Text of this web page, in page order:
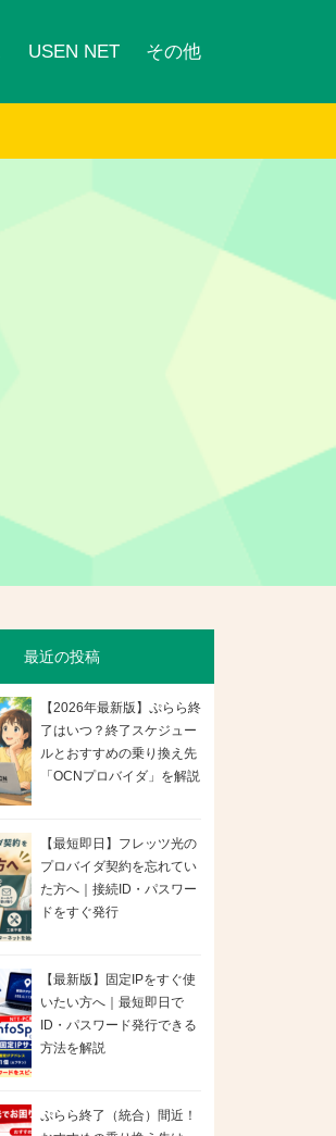
USEN NET その他
最近の投稿
【2026年最新版】ぷらら終
了はいつ？終了スケジュー
ルとおすすめの乗り換え先
「OCNプロバイダ」を解説
【最短即日】フレッツ光の
プロバイダ契約を忘れてい
た方へ｜接続ID・パスワー
ドをすぐ発行
【最新版】固定IPをすぐ使
いたい方へ｜最短即日で
ID・パスワード発行できる
方法を解説
ぷらら終了（統合）間近！